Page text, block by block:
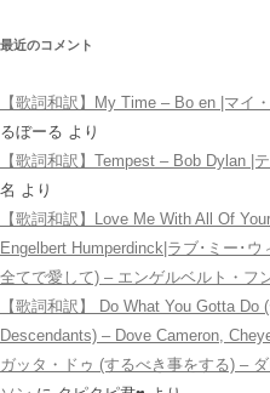
最近のコメント
【歌詞和訳】My Time – Bo en |マイ
るぼーる より
【歌詞和訳】Tempest – Bob Dylan |
名 より
【歌詞和訳】Love Me With All Of
Engelbert Humperdinck|ラブ･ミー･
全てで愛して) – エンゲルベルト・フ
【歌詞和訳】 Do What You Gotta
Descendants) – Dove Cameron,
ガッタ・ドゥ (するべき事をする) –